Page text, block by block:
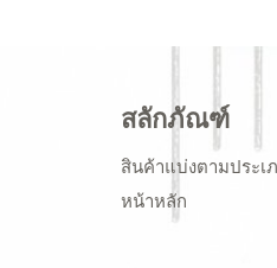
สลักภัณฑ์
สินค้าแบ่งตามประเ
หน้าหลัก